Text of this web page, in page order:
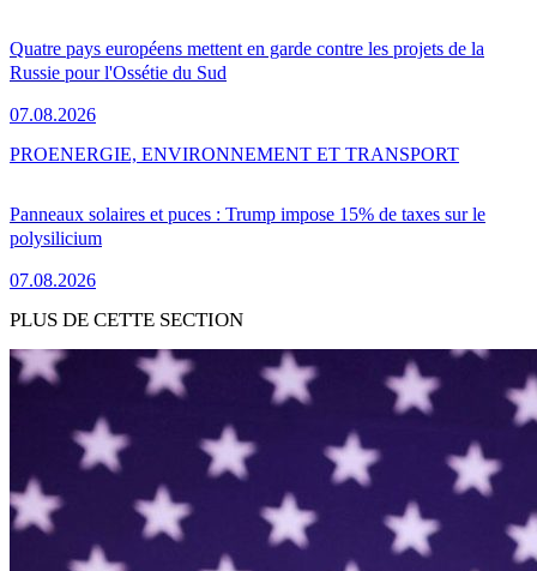
Quatre pays européens mettent en garde contre les projets de la
Russie pour l'Ossétie du Sud
07.08.2026
Panneaux solaires et puces : Trump impose 15% de taxes sur le
polysilicium
07.08.2026
PROENERGIE, ENVIRONNEMENT ET TRANSPORT
PLUS DE CETTE SECTION